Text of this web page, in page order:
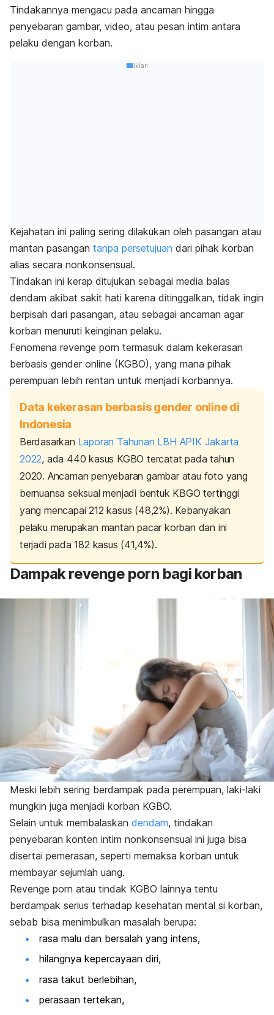
Tindakannya mengacu pada ancaman hingga
penyebaran gambar, video, atau pesan intim antara
pelaku dengan korban.
Iklan
Kejahatan ini paling sering dilakukan oleh pasangan atau
mantan pasangan tanpa persetujuan dari pihak korban
alias secara nonkonsensual.
Tindakan ini kerap ditujukan sebagai media balas
dendam akibat sakit hati karena ditinggalkan, tidak ingin
berpisah dari pasangan, atau sebagai ancaman agar
korban menuruti keinginan pelaku.
Fenomena revenge porn termasuk dalam kekerasan
berbasis gender online (KGBO), yang mana pihak
perempuan lebih rentan untuk menjadi korbannya.
Data kekerasan berbasis gender online di
Indonesia
Berdasarkan Laporan Tahunan LBH APIK Jakarta
2022, ada 440 kasus KGBO tercatat pada tahun
2020. Ancaman penyebaran gambar atau foto yang
bernuansa seksual menjadi bentuk KBGO tertinggi
yang mencapai 212 kasus (48,2%). Kebanyakan
pelaku merupakan mantan pacar korban dan ini
terjadi pada 182 kasus (41,4%).
Dampakrevenge porn bagi korban
Meski lebih sering berdampak pada perempuan, laki-laki
mungkin juga menjadi korban KGBO.
Selain untuk membalaskan dendam, tindakan
penyebaran konten intim nonkonsensual ini juga bisa
disertai pemerasan, seperti memaksa korban untuk
membayar sejumlah uang.
Revenge porn atau tindak KGBO lainnya tentu
berdampak serius terhadap kesehatan mental si korban,
sebab bisa menimbulkan masalah berupa:
rasa malu dan bersalah yang intens,
hilangnya kepercayaan diri,
rasa takut berlebihan,
perasaan tertekan,